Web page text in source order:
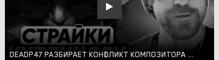
DEADP47 РАЗБИРАЕТ КОНФЛИКТ КОМПОЗИТОРА ЗАЙЧИКА и ЕГО ШАНТАЖ // СТРАЙКИ КУПЛИНОВУ (TINY BUNNY)